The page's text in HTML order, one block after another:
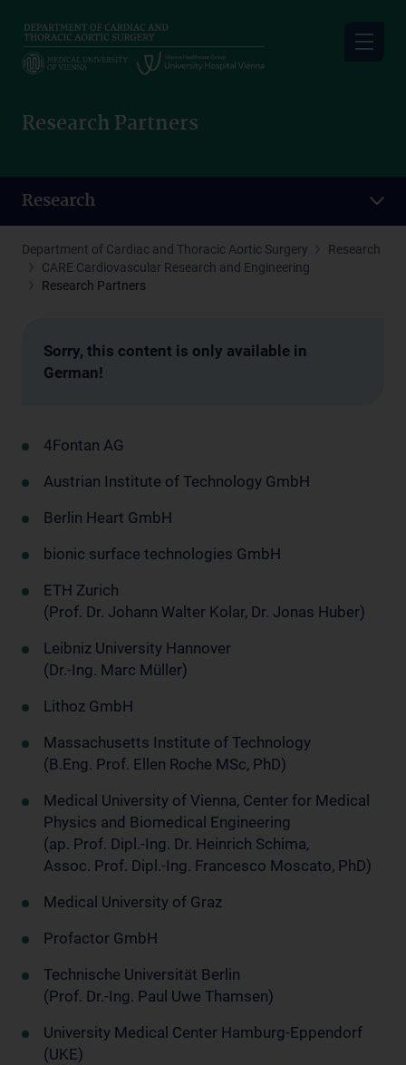
main
content
Research Partners
Research
Department of Cardiac and Thoracic Aortic Surgery
Research
CARE Cardiovascular Research and Engineering
Research Partners
Sorry, this content is only available in
German!
4Fontan AG
Austrian Institute of Technology GmbH
Berlin Heart GmbH
bionic surface technologies GmbH
ETH Zurich
(Prof. Dr. Johann Walter Kolar, Dr. Jonas Huber)
Leibniz University Hannover
(Dr.-Ing. Marc Müller)
Lithoz GmbH
Massachusetts Institute of Technology
(B.Eng. Prof. Ellen Roche MSc, PhD)
Medical University of Vienna, Center for Medical
Physics and Biomedical Engineering
(ap. Prof. Dipl.-Ing. Dr. Heinrich Schima,
Assoc. Prof. Dipl.-Ing. Francesco Moscato, PhD)
Medical University of Graz
Profactor GmbH
Technische Universität Berlin
(Prof. Dr.-Ing. Paul Uwe Thamsen)
University Medical Center Hamburg-Eppendorf
(UKE)